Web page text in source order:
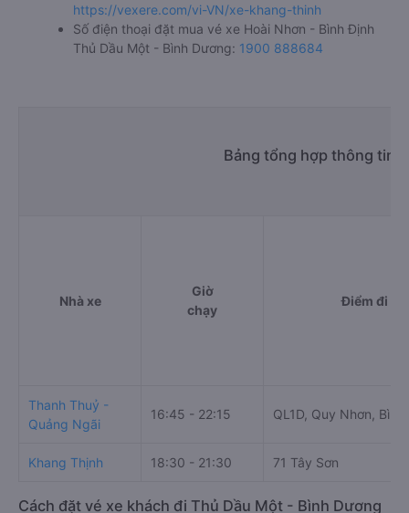
https://vexere.com/vi-VN/xe-khang-thinh
Số điện thoại đặt mua vé xe Hoài Nhơn - Bình Định
Thủ Dầu Một - Bình Dương: 1900 888684
Bảng tổng hợp thông tin
Nhà xe
Giờ
chạy
Điểm đi
Thanh Thuỷ -
Quảng Ngãi
16:45 - 22:15 QL1D, Quy Nhơn,
Khang Thịnh 18:30 - 21:30 71 Tây Sơn
Cách đặt vé xe khách đi Thủ Dầu Một - Bình Dương